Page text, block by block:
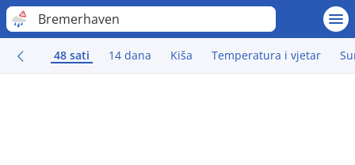
Bremerhaven
48 sati 14 dana Kiša Temperatura i vjetar